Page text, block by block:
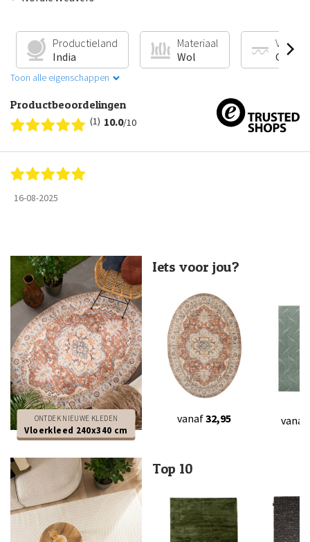
Productieland
India
Materiaal
Wol
Toon alle eigenschappen
Productbeoordelingen
(1) 10.0/10
16-08-2025
ONTDEK NIEUWE KLEDEN
Vloerkleed 240x340 cm
Iets voor jou?
vanaf32,95 vanaf
Top 10